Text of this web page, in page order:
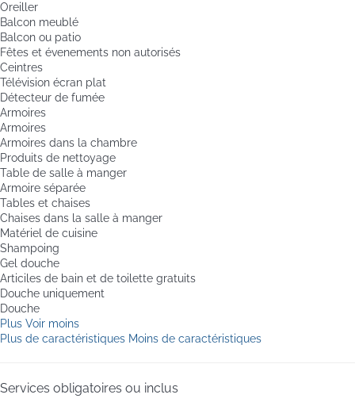
Oreiller
Balcon meublé
Balcon ou patio
Fêtes et évenements non autorisés
Ceintres
Télévision écran plat
Détecteur de fumée
Armoires
Armoires
Armoires dans la chambre
Produits de nettoyage
Table de salle à manger
Armoire séparée
Tables et chaises
Chaises dans la salle à manger
Matériel de cuisine
Shampoing
Gel douche
Articiles de bain et de toilette gratuits
Douche uniquement
Douche
Plus Voir moins
Plus de caractéristiques Moins de caractéristiques
Services obligatoires ou inclus